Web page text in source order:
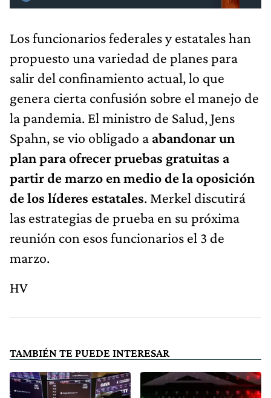
Los funcionarios federales y estatales han
propuesto una variedad de planes para
salir del confinamiento actual, lo que
genera cierta confusión sobre el manejo de
la pandemia. El ministro de Salud, Jens
Spahn, se vio obligado a abandonar un
plan para ofrecer pruebas gratuitas a
partir de marzo en medio de la oposición
de los líderes estatales. Merkel discutirá
las estrategias de prueba en su próxima
reunión con esos funcionarios el 3 de
marzo.
HV
TAMBIÉN TE PUEDE INTERESAR